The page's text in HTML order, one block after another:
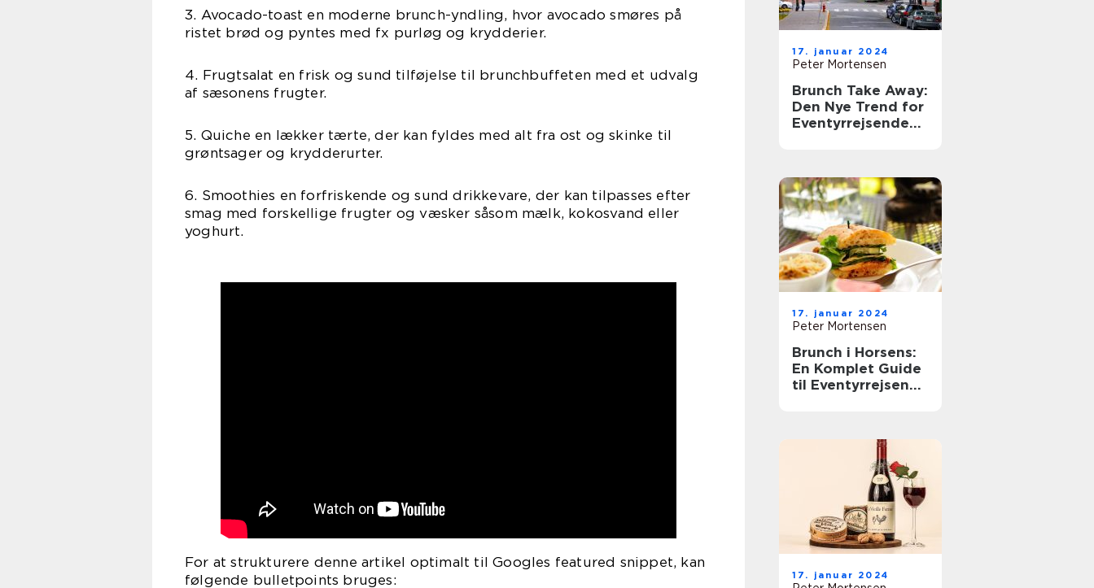
3. Avocado-toast en moderne brunch-yndling, hvor avocado smøres på
ristet brød og pyntes med fx purløg og krydderier.
4. Frugtsalat en frisk og sund tilføjelse til brunchbuffeten med et udvalg
af sæsonens frugter.
5. Quiche en lækker tærte, der kan fyldes med alt fra ost og skinke til
grøntsager og krydderurter.
6. Smoothies en forfriskende og sund drikkevare, der kan tilpasses efter
smag med forskellige frugter og væsker såsom mælk, kokosvand eller
yoghurt.
For at strukturere denne artikel optimalt til Googles featured snippet, kan
følgende bulletpoints bruges:
17. januar 2024
Peter Mortensen
Brunch Take Away:
Den Nye Trend for
Eventyrrejsende
17. januar 2024
Peter Mortensen
Brunch i Horsens:
En Komplet Guide
til Eventyrrejsende
17. januar 2024